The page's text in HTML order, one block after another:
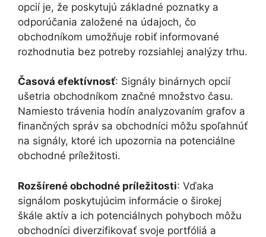
opcií je, že poskytujú základné poznatky a
odporúčania založené na údajoch, čo
obchodníkom umožňuje robiť informované
rozhodnutia bez potreby rozsiahlej analýzy trhu.
Časová efektívnosť: Signály binárnych opcií
ušetria obchodníkom značné množstvo času.
Namiesto trávenia hodín analyzovaním grafov a
finančných správ sa obchodníci môžu spoľahnúť
na signály, ktoré ich upozornia na potenciálne
obchodné príležitosti.
Rozšírené obchodné príležitosti: Vďaka
signálom poskytujúcim informácie o širokej
škále aktív a ich potenciálnych pohyboch môžu
obchodníci diverzifikovať svoje portfóliá a